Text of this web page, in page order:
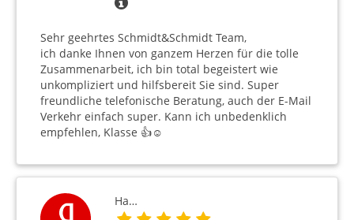
Sehr geehrtes Schmidt&Schmidt Team,
ich danke Ihnen von ganzem Herzen für die tolle
Zusammenarbeit, ich bin total begeistert wie
unkompliziert und hilfsbereit Sie sind. Super
freundliche telefonische Beratung, auch der E-Mail
Verkehr einfach super. Kann ich unbedenklich
empfehlen, Klasse 👍☺️
На…